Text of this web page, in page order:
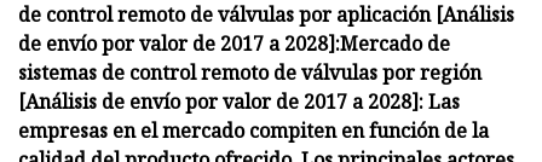
de control remoto de válvulas por aplicación [Análisis
de envío por valor de 2017 a 2028]:Mercado de
sistemas de control remoto de válvulas por región
[Análisis de envío por valor de 2017 a 2028]:Las
empresas en el mercado compiten en función de la